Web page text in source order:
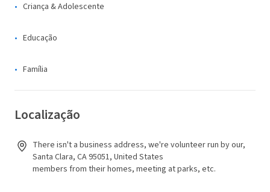
Criança & Adolescente
Educação
Família
Localização
There isn't a business address, we're volunteer run by our,
Santa Clara, CA 95051, United States
members from their homes, meeting at parks, etc.